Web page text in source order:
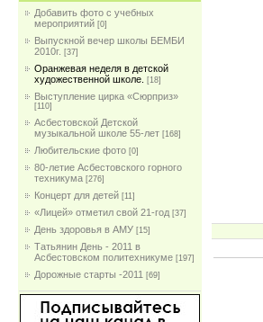
Добавить фото с учебных
мероприятий [0]
Выпускной вечер школы БЕМБИ
2010г. [37]
Оранжевая неделя в детской
художественной школе.
[18]
Выступление цирка «Сюрприз»
[110]
Асбестовской Детской
музыкальной школе 55-лет [168]
Любительские фото [0]
80-летие Асбестовского горного
техникума [276]
Концерт для детей [11]
«Лицей» отметил свой 21-год [37]
День здоровья в АМУ [15]
Татьянин День - 2011 в
Асбестовском политехникуме [197]
Дорожные старты -2011 [69]